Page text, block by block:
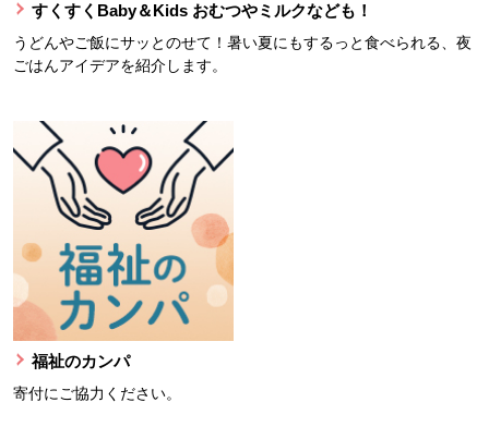
すくすくBaby＆Kids おむつやミルクなども！
うどんやご飯にサッとのせて！暑い夏にもするっと食べられる、夜
ごはんアイデアを紹介します。
福祉のカンパ
寄付にご協力ください。